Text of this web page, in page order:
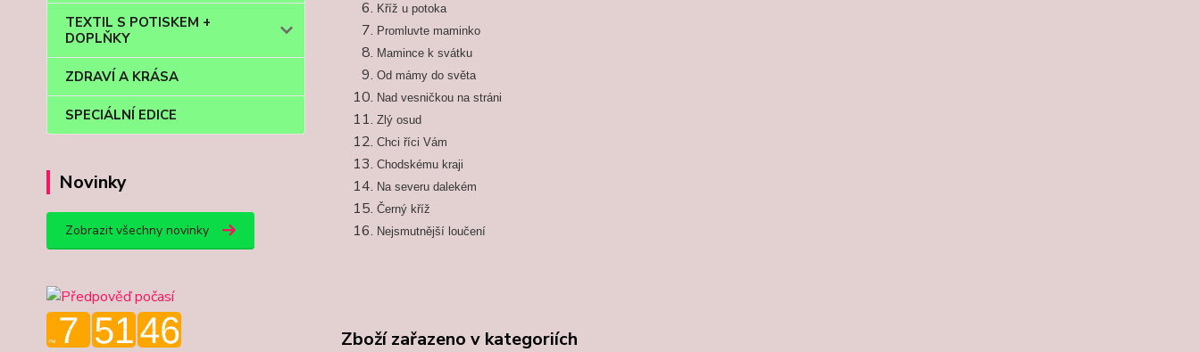
TEXTIL S POTISKEM +
DOPLŇKY
ZDRAVÍ A KRÁSA
SPECIÁLNÍ EDICE
Novinky
Zobrazit všechny novinky
Kříž u potoka
Promluvte maminko
Mamince k svátku
Od mámy do světa
Nad vesničkou na stráni
Zlý osud
Chci říci Vám
Chodskému kraji
Na severu dalekém
Černý kříž
Nejsmutnější loučení
Zboží zařazeno v kategoriích